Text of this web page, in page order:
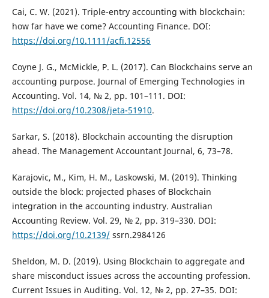
Cai, C. W. (2021). Triple-entry accounting with blockchain:
how far have we come? Accounting Finance. DOI:
https://doi.org/10.1111/acfi.12556
Coyne J. G., McMickle, P. L. (2017). Can Blockchains serve an
accounting purpose. Journal of Emerging Technologies in
Accounting. Vol. 14, № 2, pp. 101–111. DOI:
https://doi.org/10.2308/jeta-51910.
Sarkar, S. (2018). Blockchain accounting the disruption
ahead. The Management Accountant Journal, 6, 73–78.
Karajovic, M., Kim, H. M., Laskowski, M. (2019). Thinking
outside the block: projected phases of Blockchain
integration in the accounting industry. Australian
Accounting Review. Vol. 29, № 2, pp. 319–330. DOI:
https://doi.org/10.2139/ssrn.2984126
Sheldon, M. D. (2019). Using Blockchain to aggregate and
share misconduct issues across the accounting profession.
Current Issues in Auditing. Vol. 12, № 2, pp. 27–35. DOI: